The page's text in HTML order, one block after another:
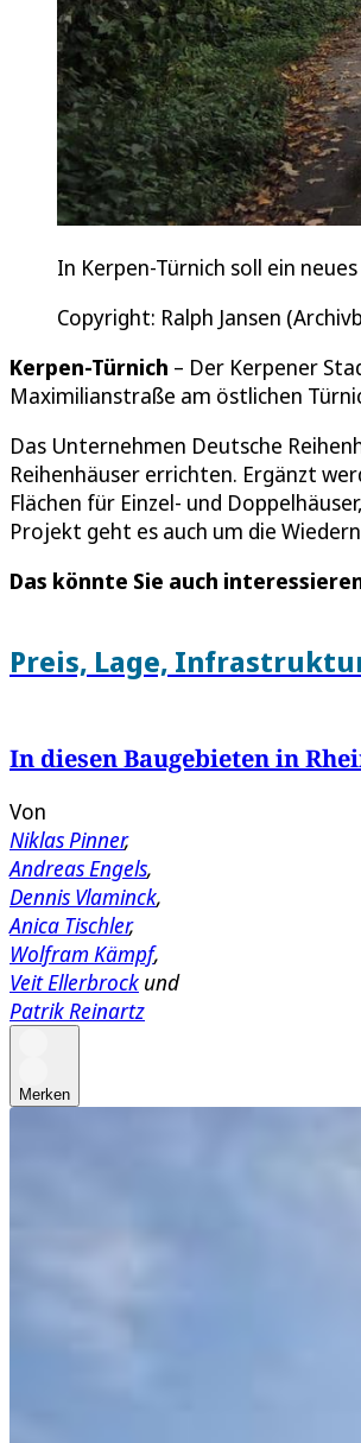
In Kerpen-Türnich soll ein
Copyright: Ralph Jansen
Kerpen-Türnich – Der Kerpener
Maximilianstraße am östlichen
Das Unternehmen Deutsche
Reihenhäuser errichten. Ergänzt
Flächen für Einzel- und
Projekt geht es auch um die
Das könnte Sie auch
Preis, Lage,
In diesen Baugebieten in
Von
Niklas Pinner,
Andreas Engels,
Dennis Vlaminck,
Anica Tischler,
Wolfram Kämpf,
Veit Ellerbrock und
Patrik Reinartz
Merken